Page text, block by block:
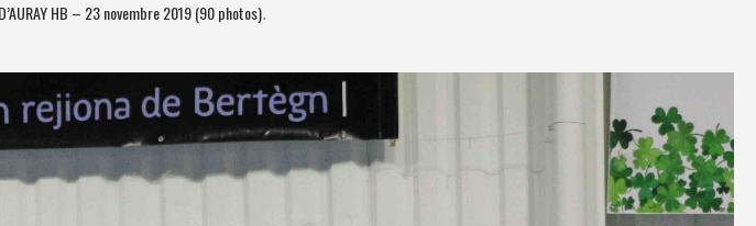
HB – 23 novembre 2019 (90 photos).